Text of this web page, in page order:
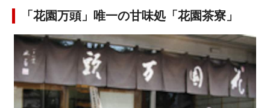
「花園万頭」唯一の甘味処「花園茶寮」